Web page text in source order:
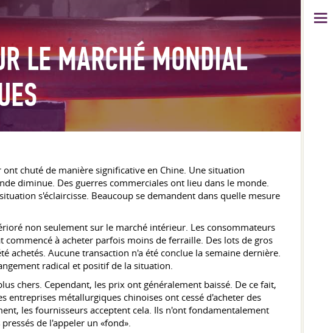
LE MARCHÉ MONDIAL
chuté de manière significative en Chine. Une situation
diminue. Des guerres commerciales ont lieu dans le monde.
s'éclaircisse. Beaucoup se demandent dans quelle mesure
non seulement sur le marché intérieur. Les consommateurs
à acheter parfois moins de ferraille. Des lots de gros
Aucune transaction n'a été conclue la semaine dernière.
radical et positif de la situation.
chers. Cependant, les prix ont généralement baissé. De ce fait,
entreprises métallurgiques chinoises ont cessé d'acheter des
les fournisseurs acceptent cela. Ils n'ont fondamentalement
de l'appeler un «fond».